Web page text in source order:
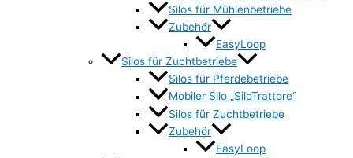
Silos für Mühlenbetriebe
Zubehör
EasyLoop
Silos für Zuchtbetriebe
Silos für Pferdebetriebe
Mobiler Silo „SiloTrattore“
Silos für Zuchtbetriebe
Zubehör
EasyLoop